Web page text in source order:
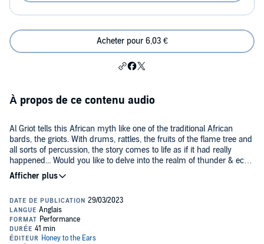
Acheter pour 6,03 €
À propos de ce contenu audio
Al Griot tells this African myth like one of the traditional African
bards, the griots. With drums, rattles, the fruits of the flame tree and
all sorts of percussion, the story comes to life as if it had really
happened... Would you like to delve into the realm of thunder & echo
and fathom the forces that shape our society?
Mythen aus Westafrikamit Illustrationen von Marcia Kure. Misereor
Media Production 1999. Translated by Paul Hopkins. Artwork by
Markus Rendl. Recorded at Tonjagd Studio Mannheim.
©2022 Honey to the Ears (P)2022 Honey to the Ears